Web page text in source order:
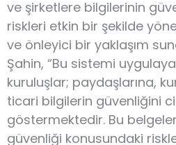
ve şirketlere bilgilerinin
riskleri etkin bir şekilde
ve önleyici bir yaklaşım
Şahin, “Bu sistemi
kuruluşlar; paydaşlarına,
ticari bilgilerin güvenliğini
göstermektedir. Bu
güvenliği konusundaki